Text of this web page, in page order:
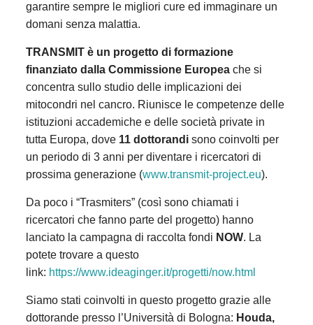
garantire sempre le migliori cure ed immaginare un
domani senza malattia.
TRANSMIT è un progetto di formazione
finanziato dalla Commissione Europeache si
concentra sullo studio delle implicazioni dei
mitocondri nel cancro. Riunisce le competenze delle
istituzioni accademiche e delle società private in
tutta Europa, dove 11 dottorandisono coinvolti per
un periodo di 3 anni per diventare i ricercatori di
prossima generazione (www.transmit-project.eu).
Da poco i “Trasmiters” (così sono chiamati i
ricercatori che fanno parte del progetto) hanno
lanciato la campagna di raccolta fondi NOW. La
potete trovare a questo
link: https://www.ideaginger.it/progetti/now.html
Siamo stati coinvolti in questo progetto grazie alle
dottorande presso l’Università di Bologna: Houda,